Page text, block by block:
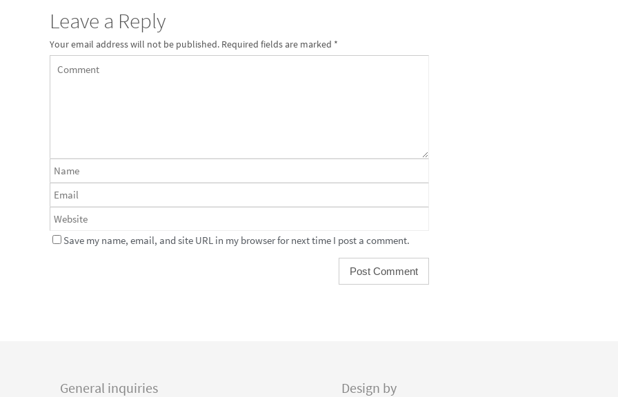
Leave a Reply
Your email address will not be published. Required fields are marked *
Save my name, email, and site URL in my browser for next time I post a comment.
General inquiries Design by